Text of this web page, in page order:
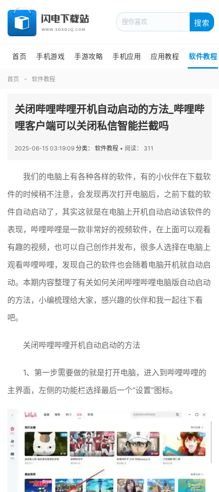
搜索
首页 手机游戏 手游攻略 手机应用 应用教程 软件教程
首页 软件教程
关闭哔哩哔哩开机自动启动的方法_哔哩哔
哩客户端可以关闭私信智能拦截吗
2025-06-15 03:19:09 分类： 软件教程 • 阅读： 311
我们的电脑上有各种各样的软件，有的小伙伴在下载软
件的时候稍不注意，会发现再次打开电脑后，之前下载的软
件自动启动了，其实这就是在电脑上开机自动启动该软件的
表现，哔哩哔哩是一款非常好的视频软件，在上面可以观看
有趣的视频，也可以自己创作并发布，很多人选择在电脑上
观看哔哩哔哩，发现自己的软件也会随着电脑开机就自动启
动。本期内容整理了有关如何关闭哔哩哔哩电脑版自动启动
的方法，小编梳理给大家，感兴趣的伙伴和我一起往下看
吧。
关闭哔哩哔哩开机自动启动的方法
1、第一步需要做的就是打开电脑，进入到哔哩哔哩的
主界面，左侧的功能栏选择最后一个“设置”图标。